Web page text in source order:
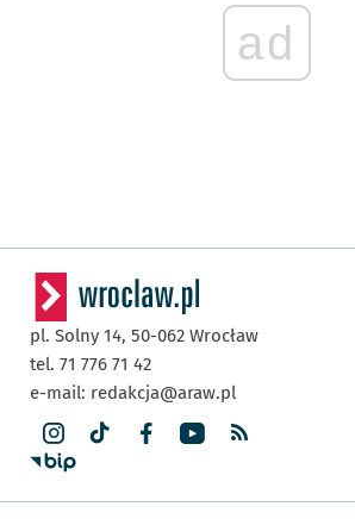
ad
pl. Solny 14, 50-062 Wrocław
tel. 71 776 71 42
e-mail: redakcja@araw.pl